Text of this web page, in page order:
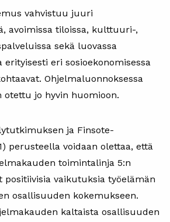
vahvistuu juuri
avoimissa tiloissa, kulttuuri-,
sekä luovassa
erityisesti eri sosioekonomisessa
Ohjelmaluonnoksessa
otettu jo hyvin huomioon.
ja Finsote-
perusteella voidaan olettaa, että
toimintalinja 5:n
vaikutuksia työelämän
osallisuuden kokemukseen.
kaltaista osallisuuden